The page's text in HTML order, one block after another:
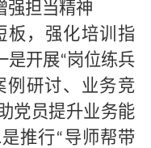
强担当精神
，强化培训指
是开展“岗位练兵
例研讨、业务竞
党员提升业务能
推行“导师帮带